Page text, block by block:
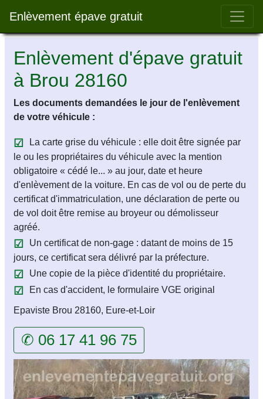
Enlèvement épave gratuit Bar
Enlèvement d'épave gratuit
à Brou 28160
Les documents demandées le jour de l'enlèvement
de votre véhicule :
La carte grise du véhicule : elle doit être signée par
le ou les propriétaires du véhicule avec la mention
obligatoire « cédé le... » au jour, date et heure
d'enlèvement de la voiture. En cas de vol ou de perte du
certificat d'immatriculation, une déclaration de perte ou
de vol doit être remise au broyeur ou démolisseur
agréé.
Un certificat de non-gage : datant de moins de 15
jours, ce certificat sera délivré par la préfecture.
Une copie de la pièce d'identité du propriétaire.
En cas d'accident, le formulaire VGE original
Epaviste Brou 28160, Eure-et-Loir
✆ 06 17 41 96 75